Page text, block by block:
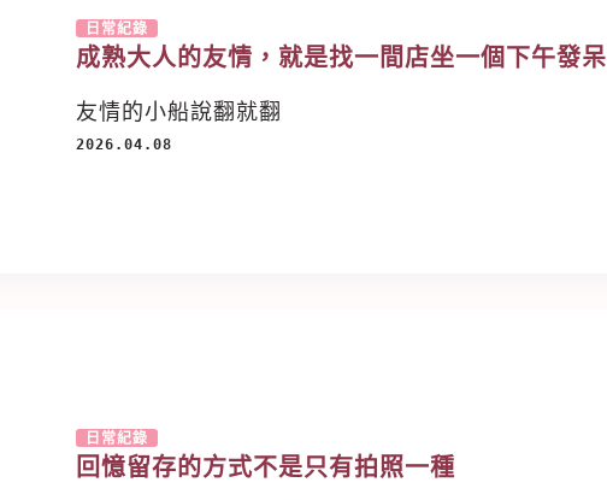
日常紀錄
成熟大人的友情，就是找一間店坐一個下午發呆
友情的小船說翻就翻
2026.04.08
日常紀錄
回憶留存的方式不是只有拍照一種